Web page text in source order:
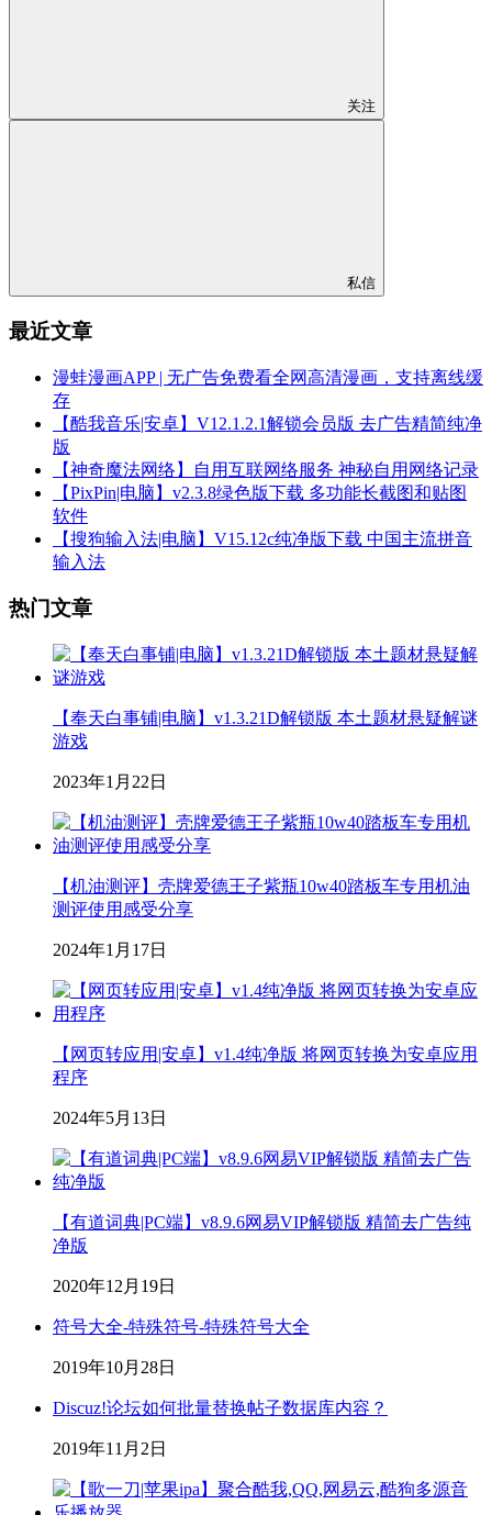
关注
私信
最近文章
漫蛙漫画APP | 无广告免费看全网高清漫画，支持离线缓
存
【酷我音乐|安卓】V12.1.2.1解锁会员版 去广告精简纯净
版
【神奇魔法网络】自用互联网络服务 神秘自用网络记录
【PixPin|电脑】v2.3.8绿色版下载 多功能长截图和贴图
软件
【搜狗输入法|电脑】V15.12c纯净版下载 中国主流拼音
输入法
热门文章
【奉天白事铺|电脑】v1.3.21D解锁版 本土题材悬疑解谜
游戏
2023年1月22日
【机油测评】壳牌爱德王子紫瓶10w40踏板车专用机油
测评使用感受分享
2024年1月17日
【网页转应用|安卓】v1.4纯净版 将网页转换为安卓应用
程序
2024年5月13日
【有道词典|PC端】v8.9.6网易VIP解锁版 精简去广告纯
净版
2020年12月19日
符号大全-特殊符号-特殊符号大全
2019年10月28日
Discuz!论坛如何批量替换帖子数据库内容？
2019年11月2日